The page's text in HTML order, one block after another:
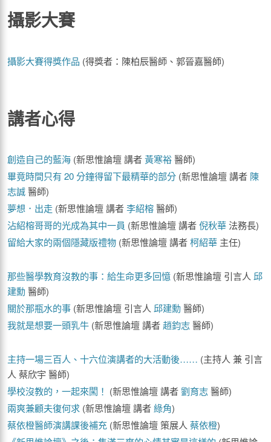
攝影大賽
攝影大賽得獎作品 (得獎者：陳柏辰醫師、郭晉嘉醫師)
講者心得
創造自己的藍海 (新思惟論壇 講者黃寒裕醫師)
畢竟時間只有 20 分鐘得留下最精華的部分 (新思惟論壇 講者 陳
志誠醫師)
夢想．出走 (新思惟論壇 講者李紹榕醫師)
沾紹榕哥哥的光成為其中一員 (新思惟論壇 講者倪秋華法務長)
留給大家的兩個隱藏版禮物 (新思惟論壇 講者柯紹華 主任)
那些醫學教育沒教的事：給生命更多回憶 (新思惟論壇 引言人 邱
建勳 醫師)
關於那瓶水的事 (新思惟論壇 引言人 邱建勳 醫師)
我就是想要一頭​乳牛 (新思惟論壇 講者趙鈞志醫師)
主持一場三百人、十六位演講者的大活動後…… (主持人 兼 引言
人 蔡欣宇 醫師)
學校沒教的，一起來闖！ (新思惟論壇 講者劉育志醫師)
兩爽兼顧夫復何求 (新思惟論壇 講者綠角)
蔡依橙醫師演講課後補充 (新思惟論壇 策展人 蔡依橙)